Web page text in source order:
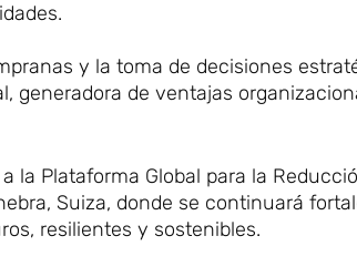
y la toma de decisiones
generadora de ventajas
la Plataforma Global para la
Suiza, donde se continuará
resilientes y sostenibles.